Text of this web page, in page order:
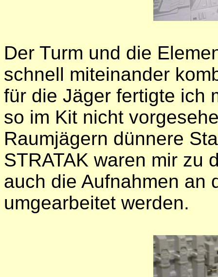
Der Turm und die
schnell miteinander
für die Jäger fertigte ich
so im Kit nicht
Raumjägern dünnere
STRATAK waren mir zu
auch die Aufnahmen an
umgearbeitet werden.